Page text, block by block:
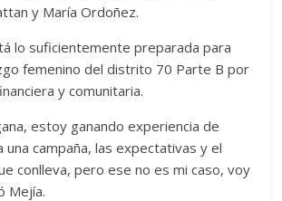
y María Ordoñez.
lo suficientemente preparada para
femenino del distrito 70 Parte B por
y comunitaria.
estoy ganando experiencia de
una campaña, las expectativas y el
conlleva, pero ese no es mi caso, voy
Mejía.